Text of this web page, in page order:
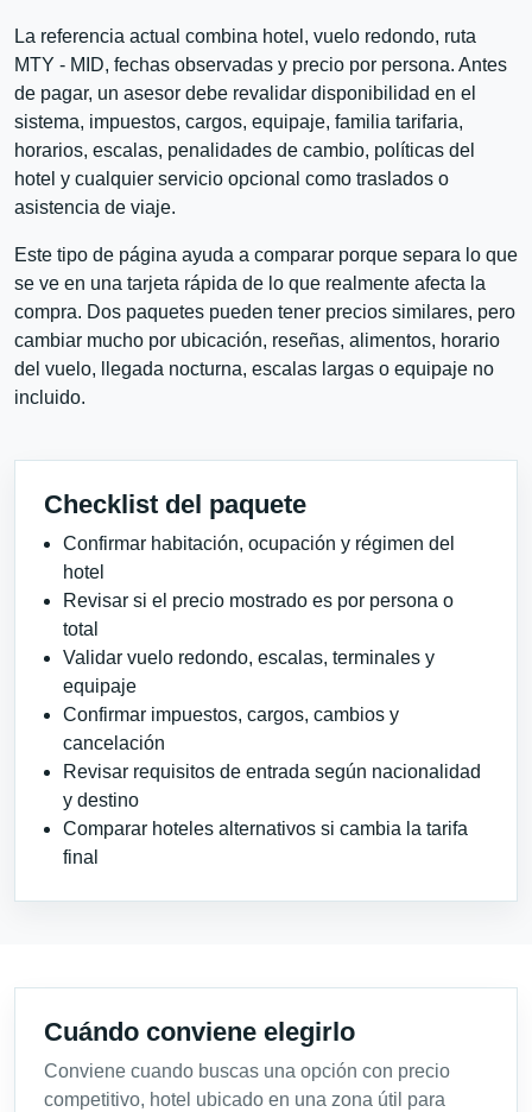
La referencia actual combina hotel, vuelo redondo, ruta
MTY - MID, fechas observadas y precio por persona. Antes
de pagar, un asesor debe revalidar disponibilidad en el
sistema, impuestos, cargos, equipaje, familia tarifaria,
horarios, escalas, penalidades de cambio, políticas del
hotel y cualquier servicio opcional como traslados o
asistencia de viaje.
Este tipo de página ayuda a comparar porque separa lo que
se ve en una tarjeta rápida de lo que realmente afecta la
compra. Dos paquetes pueden tener precios similares, pero
cambiar mucho por ubicación, reseñas, alimentos, horario
del vuelo, llegada nocturna, escalas largas o equipaje no
incluido.
Checklist del paquete
Confirmar habitación, ocupación y régimen del
hotel
Revisar si el precio mostrado es por persona o
total
Validar vuelo redondo, escalas, terminales y
equipaje
Confirmar impuestos, cargos, cambios y
cancelación
Revisar requisitos de entrada según nacionalidad
y destino
Comparar hoteles alternativos si cambia la tarifa
final
Cuándo conviene elegirlo
Conviene cuando buscas una opción con precio
competitivo, hotel ubicado en una zona útil para